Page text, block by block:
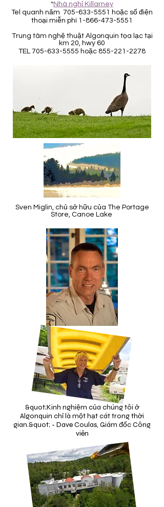
*Nhà nghỉ Killarney
Tel quanh năm 705-633-5551
hoặc số điện
thoại miễn phí 1-866-473-5551
Trung tâm nghệ thuật Algonquin tọa lạc tại
km 20, hwy 60
TEL 705-633-5555 hoặc 855-221-2278
Sven Miglin, chủ sở hữu của The Portage
Store, Canoe Lake
&quot;Kinh nghiệm của chúng tôi ở
Algonquin chỉ là một hạt cát trong thời
gian.&quot; - Dave Coulas, Giám đốc Công
viên